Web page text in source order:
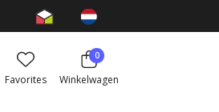
Favorites
0
Winkelwagen